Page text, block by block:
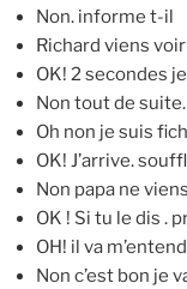
Non. informe t-il
Richard viens
OK! 2 secondes
Non tout de
Oh non je suis
OK! J’arrive.
Non papa ne
OK ! Si tu le dis .
OH! il va
Non c’est bon je